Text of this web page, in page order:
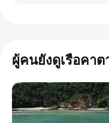
ผู้คนยังดูเรือคา